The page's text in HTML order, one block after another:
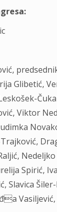
Glibetić,
Viktor
Nedeljko
Spirić,
Slavica